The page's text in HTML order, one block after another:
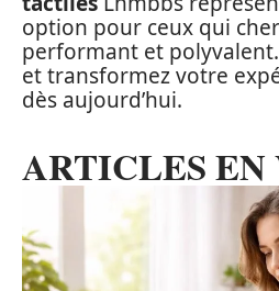
option pour ceux qui
performant et
et transformez votre
dès aujourd’hui.
ARTICLES